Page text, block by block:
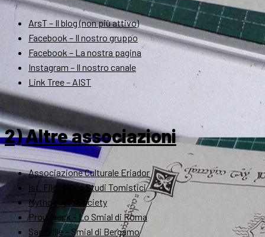
ArsT – Il blog (non più attivo)
Facebook – Il nostro gruppo
Facebook – La nostra pagina
Instagram – Il nostro canale
Link Tree – AIST
2) Altre associazioni
Associazione Culturale Eriador
Ist. Filosofico Studi Tomistici
Mythopoeic Society
Proudneck – Lo Smial di Roma
Sackville – Smial di Bergamo